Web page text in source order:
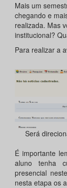
Mais um
chegando e
realizada. Mas
institucional?
Para realizar a
Será
É importante
aluno tenha
presencial
nesta etapa os